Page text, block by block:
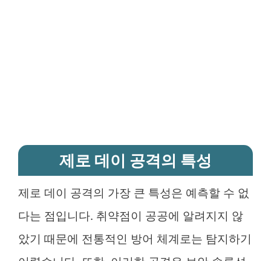
제로 데이 공격의 특성
제로 데이 공격의 가장 큰 특성은 예측할 수 없
다는 점입니다. 취약점이 공공에 알려지지 않
았기 때문에 전통적인 방어 체계로는 탐지하기